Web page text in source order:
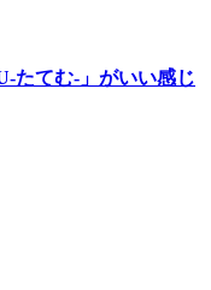
たてむ-」がいい感じ